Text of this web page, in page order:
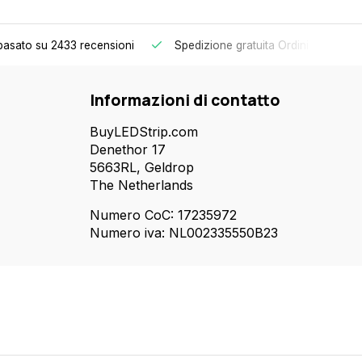
su 2433 recensioni Spedizione gratuita Ordini superiori
Informazioni di contatto
BuyLEDStrip.com
Denethor 17
5663RL, Geldrop
The Netherlands
Numero CoC: 17235972
Numero iva: NL002335550B23